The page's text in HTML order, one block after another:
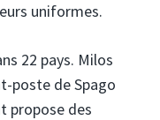
uniformes.
22 pays. Milos
poste de Spago
propose des